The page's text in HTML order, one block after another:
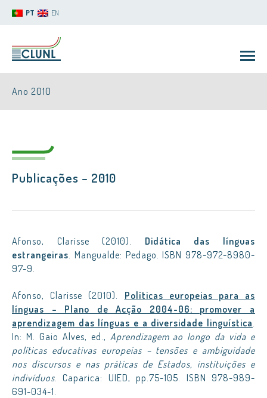
PT EN
CLUNL
Ano 2010
Publicações – 2010
Afonso, Clarisse (2010). Didática das línguas
estrangeiras. Mangualde: Pedago. ISBN 978-972-8980-
97-9.
Afonso, Clarisse (2010). Políticas europeias para as
línguas – Plano de Acção 2004-06: promover a
aprendizagem das línguas e a diversidade linguística.
In: M. Gaio Alves, ed., Aprendizagem ao longo da vida e
políticas educativas europeias – tensões e ambiguidade
nos discursos e nas práticas de Estados, instituições e
indivíduos. Caparica: UIED, pp.75-105. ISBN 978-989-
691-034-1.